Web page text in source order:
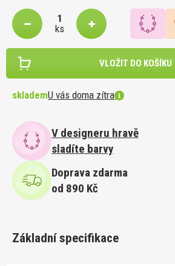
ks
VLOŽIT DO KOŠÍKU
sklademU vás doma zítra
V designeru hravě
sladíte barvy
Doprava zdarma
od 890 Kč
Základní specifikace